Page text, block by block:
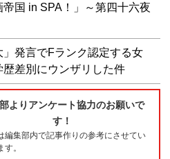
帝国 in SPA！」～第四十六夜
」発言でFランク認定する女
差別にウンザリした件